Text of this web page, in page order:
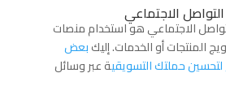
الاجتماعي
الاجتماعي هو استخدام منصات
المنتجات أو الخدمات. إليكبعض
لتحسين حملتك التسويقية عبر وسائل